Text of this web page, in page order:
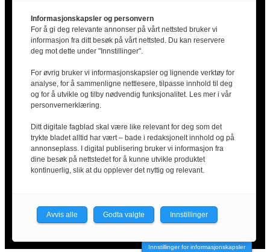
Finansiert av Nordisk Ministerråd. Nordisk Ministerråd
er ikke ansvarlig for innholdet i artiklene.
2025 © Arbeidsliv i Norden | Kontakt oss|
Facebook
LinkedIn
Innstillinger for informasjonskapsler
Informasjonskapsler og personvern
For å gi deg relevante annonser på vårt nettsted bruker vi
informasjon fra ditt besøk på vårt nettsted. Du kan reservere
deg mot dette under "Innstillinger".
For øvrig bruker vi informasjonskapsler og lignende verktøy for
analyse, for å sammenligne nettlesere, tilpasse innhold til deg
og for å utvikle og tilby nødvendig funksjonalitet. Les mer i vår
personvernerklæring.
Ditt digitale fagblad skal være like relevant for deg som det
trykte bladet alltid har vært – bade i redaksjonelt innhold og på
annonseplass. I digital publisering bruker vi informasjon fra
dine besøk på nettstedet for å kunne utvikle produktet
kontinuerlig, slik at du opplever det nyttig og relevant.
Avvis alle Godta valgte Innstillinger